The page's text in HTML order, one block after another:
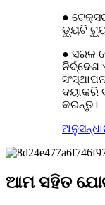
●
ଡ୍ୟୁଟି
● ସରଳ
ନିର୍ଦ୍ଦେଶ
ଦୟାକରି
କରନ୍ତୁ।
ଆମ ସହିତ